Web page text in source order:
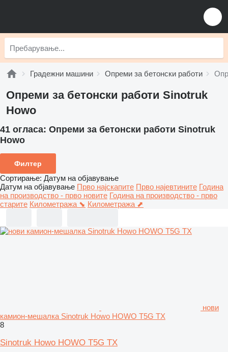
Градежни машини Опреми за бетонски работи
Опреми за бетонски работи Sinotruk
Howo
41 огласа: Опреми за бетонски работи Sinotruk
Howo
Филтер
Сортирање: Датум на објавување
Датум на објавување Прво најскапите Прво најевтините Година
на производство - прво новите Година на производство - прво
старите Километража ⬊ Километража ⬈
нови
камион-мешалка Sinotruk Howo HOWO T5G TX
8
Sinotruk Howo HOWO T5G TX